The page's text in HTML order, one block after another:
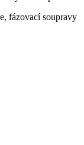
fázovací soupravy